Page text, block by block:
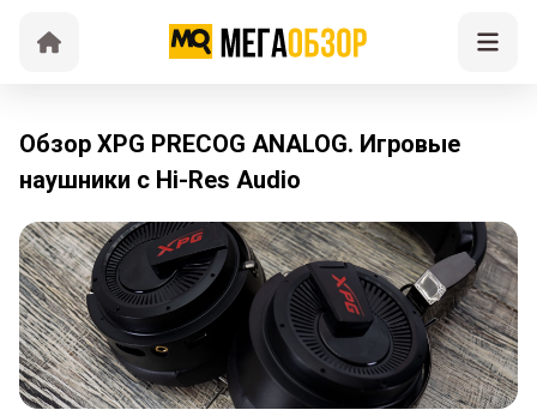
Обзор XPG PRECOG ANALOG. Игровые
наушники с Hi-Res Audio